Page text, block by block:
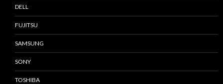
DELL
FUJITSU
SAMSUNG
SONY
TOSHIBA